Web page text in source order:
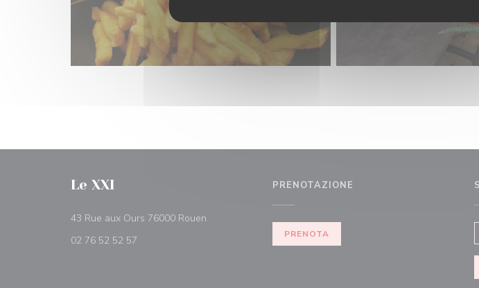
Le XXI
43 Rue aux Ours 76000 Rouen
02 76 52 52 57
PRENOTAZIONE
PRENOTA